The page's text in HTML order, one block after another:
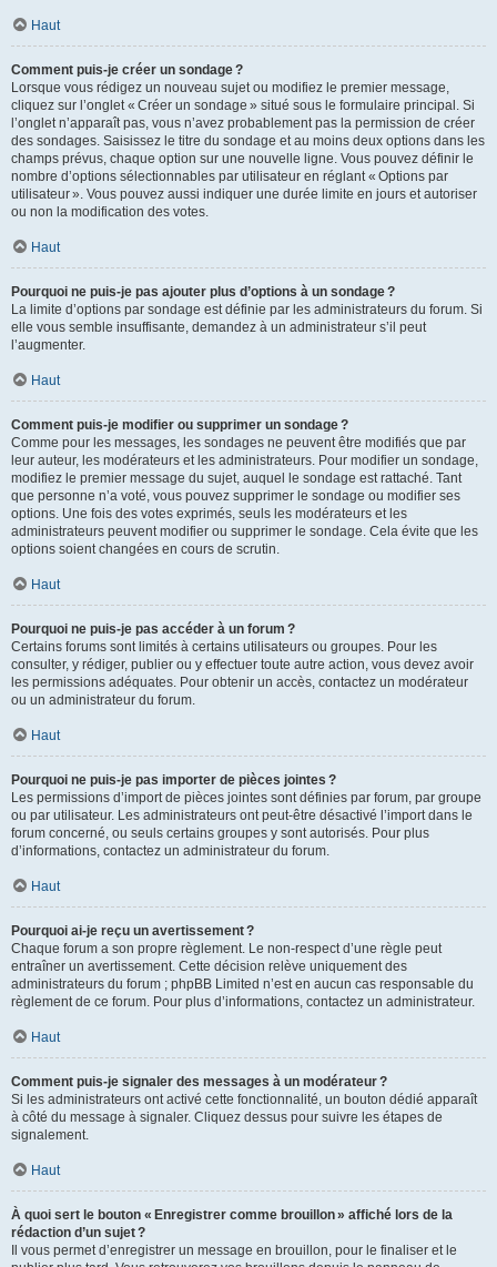
Haut
Comment puis-je créer un sondage ?
Lorsque vous rédigez un nouveau sujet ou modifiez le premier message,
cliquez sur l’onglet « Créer un sondage » situé sous le formulaire principal. Si
l’onglet n’apparaît pas, vous n’avez probablement pas la permission de créer
des sondages. Saisissez le titre du sondage et au moins deux options dans les
champs prévus, chaque option sur une nouvelle ligne. Vous pouvez définir le
nombre d’options sélectionnables par utilisateur en réglant « Options par
utilisateur ». Vous pouvez aussi indiquer une durée limite en jours et autoriser
ou non la modification des votes.
Haut
Pourquoi ne puis-je pas ajouter plus d’options à un sondage ?
La limite d’options par sondage est définie par les administrateurs du forum. Si
elle vous semble insuffisante, demandez à un administrateur s’il peut
l’augmenter.
Haut
Comment puis-je modifier ou supprimer un sondage ?
Comme pour les messages, les sondages ne peuvent être modifiés que par
leur auteur, les modérateurs et les administrateurs. Pour modifier un sondage,
modifiez le premier message du sujet, auquel le sondage est rattaché. Tant
que personne n’a voté, vous pouvez supprimer le sondage ou modifier ses
options. Une fois des votes exprimés, seuls les modérateurs et les
administrateurs peuvent modifier ou supprimer le sondage. Cela évite que les
options soient changées en cours de scrutin.
Haut
Pourquoi ne puis-je pas accéder à un forum ?
Certains forums sont limités à certains utilisateurs ou groupes. Pour les
consulter, y rédiger, publier ou y effectuer toute autre action, vous devez avoir
les permissions adéquates. Pour obtenir un accès, contactez un modérateur
ou un administrateur du forum.
Haut
Pourquoi ne puis-je pas importer de pièces jointes ?
Les permissions d’import de pièces jointes sont définies par forum, par groupe
ou par utilisateur. Les administrateurs ont peut-être désactivé l’import dans le
forum concerné, ou seuls certains groupes y sont autorisés. Pour plus
d’informations, contactez un administrateur du forum.
Haut
Pourquoi ai-je reçu un avertissement ?
Chaque forum a son propre règlement. Le non-respect d’une règle peut
entraîner un avertissement. Cette décision relève uniquement des
administrateurs du forum ; phpBB Limited n’est en aucun cas responsable du
règlement de ce forum. Pour plus d’informations, contactez un administrateur.
Haut
Comment puis-je signaler des messages à un modérateur ?
Si les administrateurs ont activé cette fonctionnalité, un bouton dédié apparaît
à côté du message à signaler. Cliquez dessus pour suivre les étapes de
signalement.
Haut
À quoi sert le bouton « Enregistrer comme brouillon » affiché lors de la
rédaction d’un sujet ?
Il vous permet d’enregistrer un message en brouillon, pour le finaliser et le